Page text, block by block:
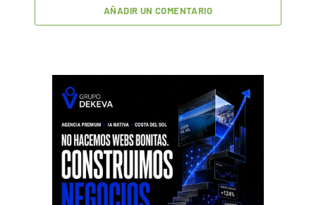
AÑADIR UN COMENTARIO